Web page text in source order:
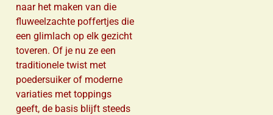
naar het maken van die
fluweelzachte poffertjes die
een glimlach op elk gezicht
toveren. Of je nu ze een
traditionele twist met
poedersuiker of moderne
variaties met toppings
geeft, de basis blijft steeds